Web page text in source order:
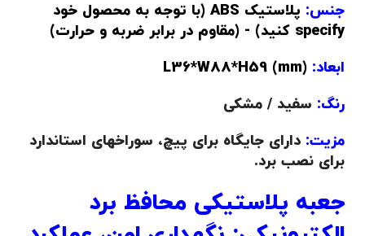
جنس:
پلاستیک ABS (با توجه به محصول خود
specify کنید) - (مقاوم در برابر ضربه و حرارت)
ابعاد: (L36*W88*H59 (mm
رنگ: سفید / مشکی
مزیت: دارای جایگاه برای پیچ، سوراخهای استاندارد
برای نصب برد.
جعبه پلاستیکی محافظ برد